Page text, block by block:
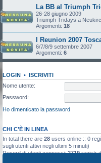
La BB al Triumph
26-28 giugno 2009
Triumph Tridays a
Argomenti: 18
I Reunion 2007
6/7/8/9 settembre 2007
Argomenti: 6
LOGIN • ISCRIVITI
Nome utente:
Password:
Ho dimenticato la password
CHI C’È IN LINEA
In total there are 28 users online :: 0
sugli utenti attivi negli ultimi 5 minuti)
Record di utenti connessi:2719